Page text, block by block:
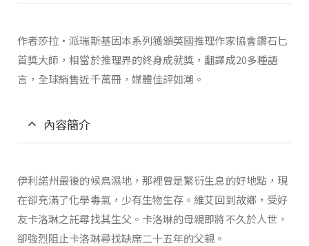
作者莎拉‧派瑞斯基因本系列獲頒英國推理作家協會鑽石匕
首獎大師，相當於推理界的終身成就獎，翻譯成20多種語
言，全球銷售近千萬冊，媒體佳評如潮。
內容簡介
伊利諾州最後的候鳥濕地，那裡曾是繁衍生息的好地點，現
在卻充滿了化學毒氣，少有生物生存。維艾回到故鄉，受好
友卡洛琳之託尋找其生父。卡洛琳的母親即將不久於人世，
卻強烈阻止卡洛琳尋找缺席二十五年的父親。